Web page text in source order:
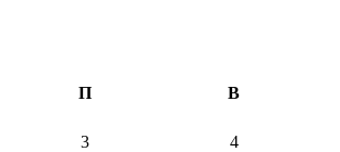
П В
3 4